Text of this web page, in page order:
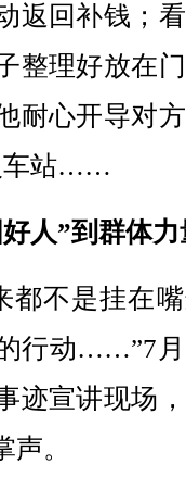
返回补钱；
整理好放在
耐心开导对
车站……
人”到群体力
不是挂在嘴
行动……”7
迹宣讲现场
。